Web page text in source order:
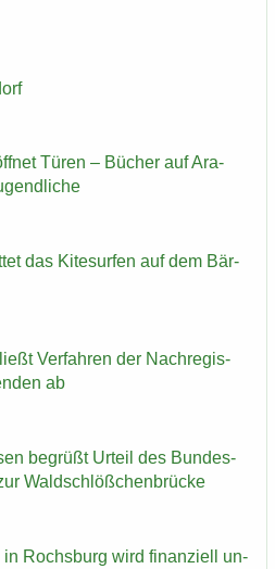
Türen – Bü­cher auf Ara­
das Ki­te­sur­fen auf dem Bär­
Ver­fah­ren der Nach­re­gis­
ab
be­grüßt Ur­teil des Bun­des­
Wald­schlöß­chen­brü­cke
in Rochs­burg wird fi­nan­zi­ell un­